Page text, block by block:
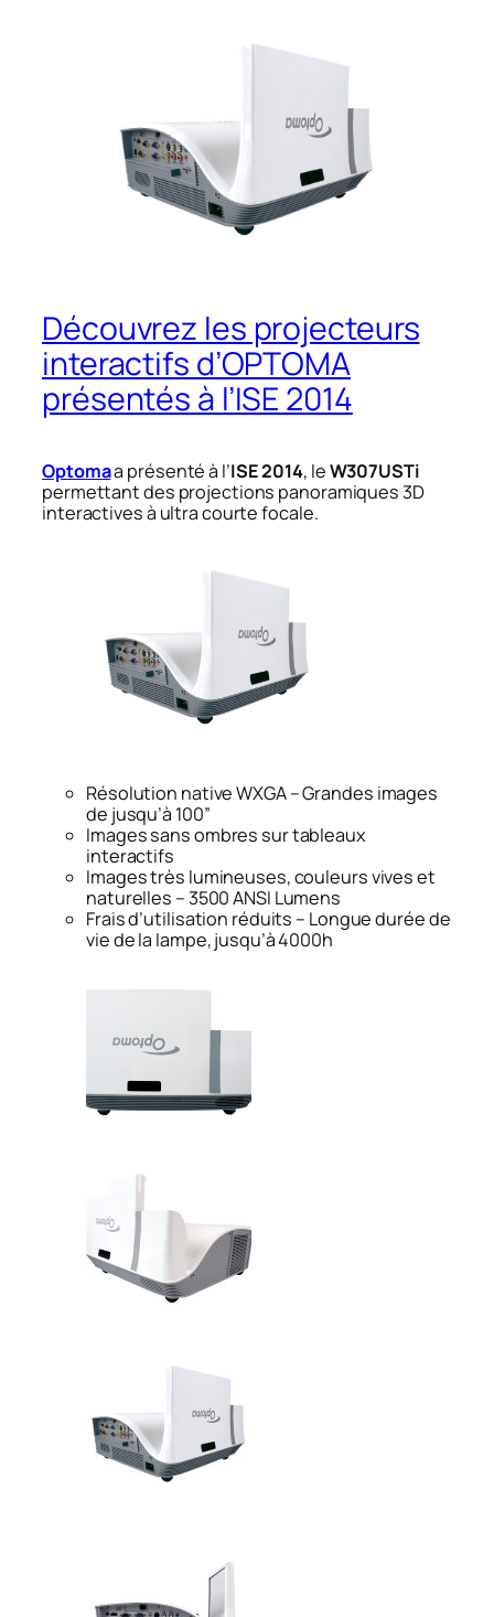
Découvrez les projecteurs
interactifs d’OPTOMA
présentés à l’ISE 2014
Optomaa présenté à l’ISE 2014, leW307USTi
permettant des projections panoramiques 3D
interactives à ultra courte focale.
Résolution native WXGA – Grandes images
de jusqu’à 100”
Images sans ombres sur tableaux
interactifs
Images très lumineuses, couleurs vives et
naturelles – 3500 ANSI Lumens
Frais d’utilisation réduits – Longue durée de
vie de la lampe, jusqu’à 4000h